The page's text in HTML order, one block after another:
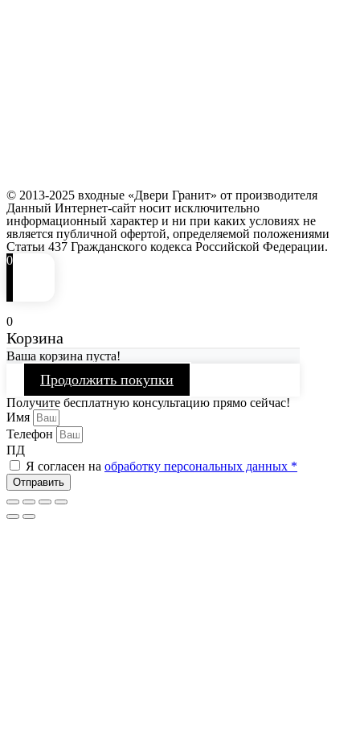
© 2013-2025 входные «Двери Гранит» от производителя
Данный Интернет-сайт носит исключительно
информационный характер и ни при каких условиях не
является публичной офертой, определяемой положениями
Статьи 437 Гражданского кодекса Российской Федерации.
0
0
Корзина
Ваша корзина пуста!
Продолжить покупки
Получите бесплатную консультацию прямо сейчас!
Имя
Телефон
ПД
Я согласен на обработку персональных данных *
Отправить